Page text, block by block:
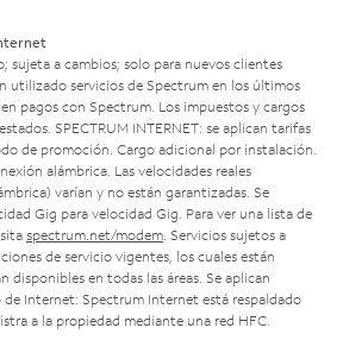
a cambios; solo para nuevos clientes
utilizado servicios de Spectrum en los últimos
pagos con Spectrum. Los impuestos y cargos
SPECTRUM INTERNET: se aplican tarifas
de promoción. Cargo adicional por instalación.
alámbrica. Las velocidades reales
varían y no están garantizadas. Se
Gig para velocidad Gig. Para ver una lista de
spectrum.net/modem . Servicios sujetos a
de servicio vigentes, los cuales están
disponibles en todas las áreas. Se aplican
Internet: Spectrum Internet está respaldado
a la propiedad mediante una red HFC.